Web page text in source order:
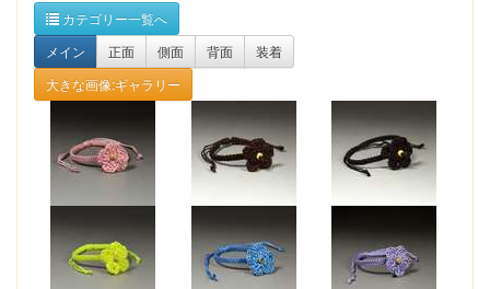
カテゴリー一覧へ
メイン
正面 側面 背面
装着
大きな画像:ギャラリー